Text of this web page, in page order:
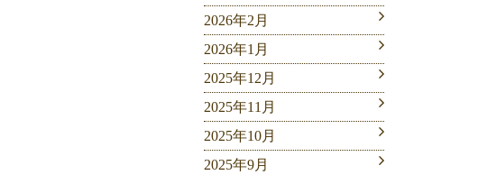
2026年2月
2026年1月
2025年12月
2025年11月
2025年10月
2025年9月